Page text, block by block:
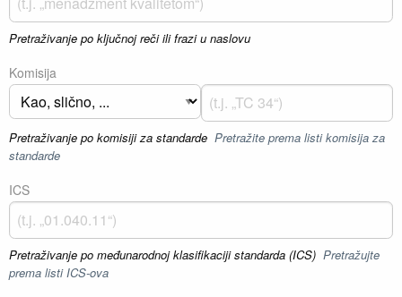
Pretraživanje po ključnoj reči ili frazi u naslovu
Komisija
Pretraživanje po komisiji za standarde Pretražite prema listi komisija za
standarde
ICS
Pretraživanje po međunarodnoj klasifikaciji standarda (ICS) Pretražujte
prema listi ICS-ova